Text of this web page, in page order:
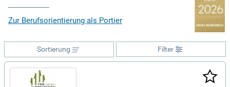
Zur Berufsorientierung als Portier
Filter
Sortierung